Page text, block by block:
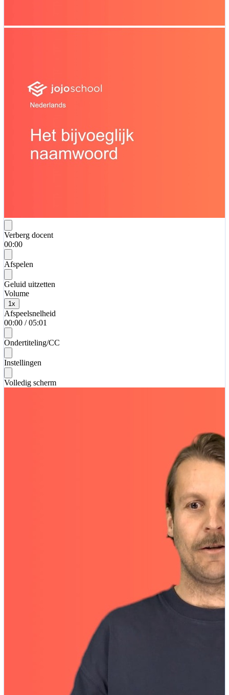
Verberg docent
00:00
Afspelen
Geluid uitzetten
Volume
1 x
Afspeelsnelheid
00:00 / 05:01
Ondertiteling/CC
Instellingen
Volledig scherm